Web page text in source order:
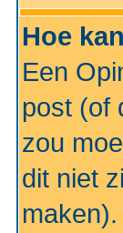
Hoe
Een
post (of
zou
dit niet